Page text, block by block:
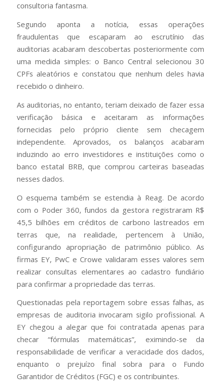
consultoria fantasma.
Segundo aponta a notícia, essas operações
fraudulentas que escaparam ao escrutínio das
auditorias acabaram descobertas posteriormente com
uma medida simples: o Banco Central selecionou 30
CPFs aleatórios e constatou que nenhum deles havia
recebido o dinheiro.
As auditorias, no entanto, teriam deixado de fazer essa
verificação básica e aceitaram as informações
fornecidas pelo próprio cliente sem checagem
independente. Aprovados, os balanços acabaram
induzindo ao erro investidores e instituições como o
banco estatal BRB, que comprou carteiras baseadas
nesses dados.
O esquema também se estendia à Reag. De acordo
com o Poder 360, fundos da gestora registraram R$
45,5 bilhões em créditos de carbono lastreados em
terras que, na realidade, pertencem à União,
configurando apropriação de patrimônio público. As
firmas EY, PwC e Crowe validaram esses valores sem
realizar consultas elementares ao cadastro fundiário
para confirmar a propriedade das terras.
Questionadas pela reportagem sobre essas falhas, as
empresas de auditoria invocaram sigilo profissional. A
EY chegou a alegar que foi contratada apenas para
checar “fórmulas matemáticas”, eximindo-se da
responsabilidade de verificar a veracidade dos dados,
enquanto o prejuízo final sobra para o Fundo
Garantidor de Créditos (FGC) e os contribuintes.